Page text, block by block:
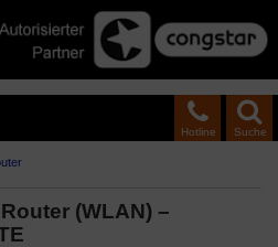
Suche
Hotline
(WLAN) –